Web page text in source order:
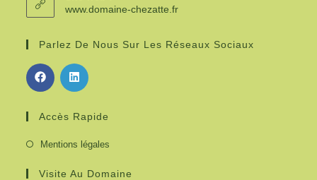
www.domaine-chezatte.fr
Parlez De Nous Sur Les Réseaux Sociaux
Accès Rapide
Mentions légales
Visite Au Domaine